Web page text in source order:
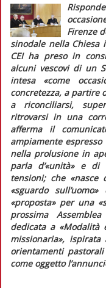
Firenze
sinodale nella Chiesa
CEI ha preso in
alcuni vescovi di un
intesa «come
concretezza, a partire
a riconciliarsi,
ritrovarsi in una
afferma il
ampiamente
nella prolusione in
parla d’«unità»e di
tensioni; che «nasce
«sguardo sull’uomo»
«proposta»per una
prossima
dedicata a «Modalità
missionaria»,
orientamenti
come oggetto